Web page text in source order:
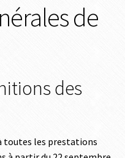
de
des
toutes les prestations